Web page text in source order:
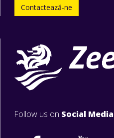
Contactează-ne
Follow us on Social Media